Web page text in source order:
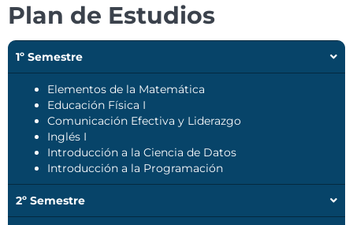
Plan de Estudios
1º Semestre
Elementos de la Matemática
Educación Física I
Comunicación Efectiva y Liderazgo
Inglés I
Introducción a la Ciencia de Datos
Introducción a la Programación
2º Semestre